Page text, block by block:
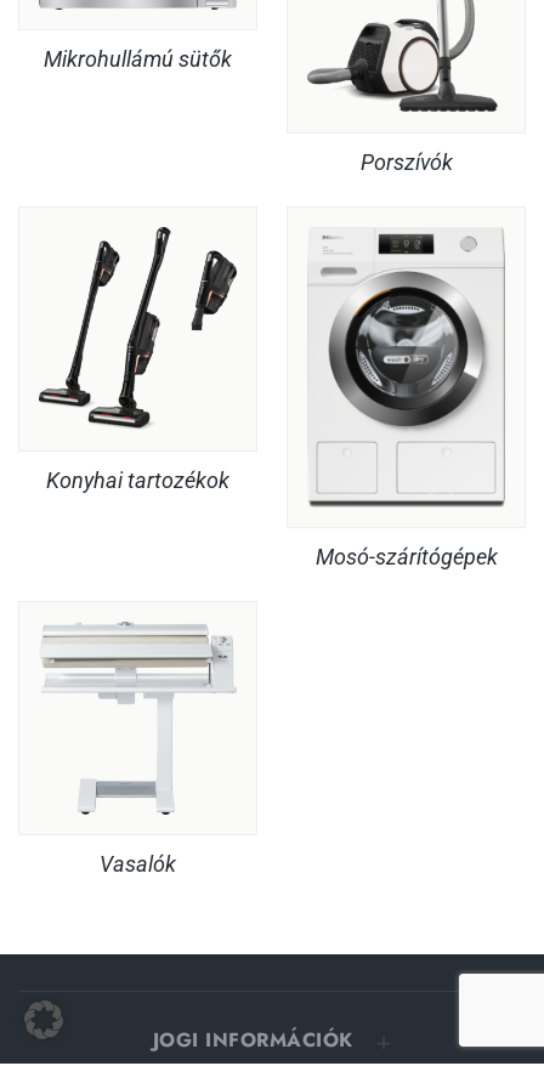
Mikrohullámú sütők
Porszívók
Konyhai tartozékok
Mosó-szárítógépek
Vasalók
JOGI INFORMÁCIÓK